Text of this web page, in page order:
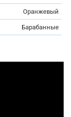
Оранжевый
Барабанные